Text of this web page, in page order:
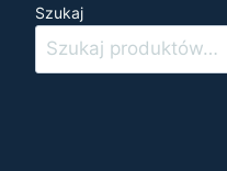
Szukaj